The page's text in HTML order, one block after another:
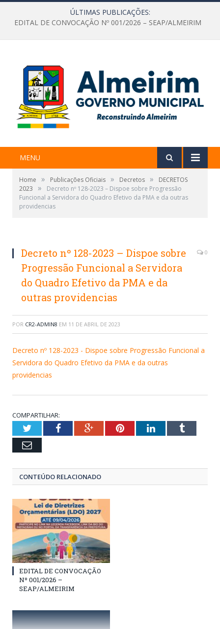
ÚLTIMAS PUBLICAÇÕES:
EDITAL DE CONVOCAÇÃO Nº 001/2026 – SEAP/ALMEIRIM
MENU
Home » Publicações Oficiais » Decretos »
DECRETOS
2023
»
Decreto nº 128-2023 – Dispoe sobre Progressão
Funcional a Servidora do Quadro Efetivo da PMA e da outras
providencias
Decreto nº 128-2023 – Dispoe sobre
Progressão Funcional a Servidora
do Quadro Efetivo da PMA e da
outras providencias
0
POR CR2-ADMIN8 EM 11 DE ABRIL DE 2023
Decreto nº 128-2023 - Dispoe sobre Progressão Funcional a
Servidora do Quadro Efetivo da PMA e da outras
providencias
COMPARTILHAR:
TwitterFacebookGoogle+PinterestLinkedInTumblr
Email
CONTEÚDO RELACIONADO
EDITAL DE CONVOCAÇÃO
Nº 001/2026 –
SEAP/ALMEIRIM